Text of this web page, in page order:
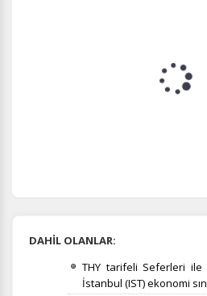
DAHİL OLANLAR:
THY tarifeli Seferleri ile
İstanbul (IST) ekonomi